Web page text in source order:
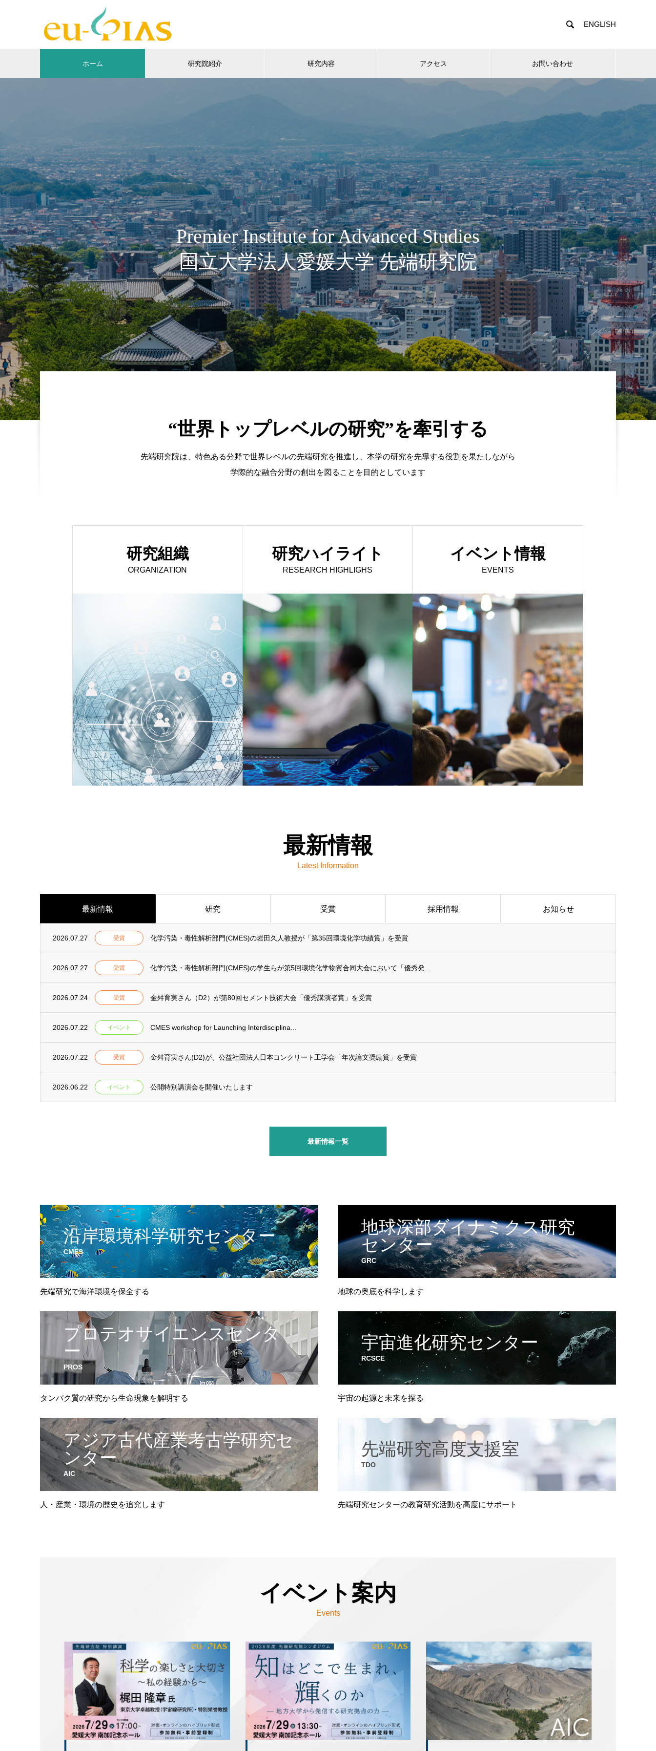
 ENGLISH
ホーム 研究院紹介 研究内容 アクセス お問い合わせ
Premier Institute for Advanced Studies
国立大学法人愛媛大学 先端研究院
“世界トップレベルの研究”を牽引する
先端研究院は、特色ある分野で世界レベルの先端研究を推進し、本学の研究を先導する役割を果たしながら
学際的な融合分野の創出を図ることを目的としています
研究組織
ORGANIZATION
研究ハイライト
RESEARCH HIGHLIGHS
イベント情報
EVENTS
最新情報
Latest Information
最新情報 研究 受賞 採用情報 お知らせ
2026.07.27 受賞 化学汚染・毒性解析部門(CMES)の岩田久人教授が「第35回環境化学功績賞」を受賞
2026.07.27 受賞 化学汚染・毒性解析部門(CMES)の学生らが第5回環境化学物質合同大会において「優秀発...
2026.07.24 受賞 金舛育実さん（D2）が第80回セメント技術大会「優秀講演者賞」を受賞
2026.07.22 イベント CMES workshop for Launching Interdisciplina...
2026.07.22 受賞 金舛育実さん(D2)が、公益社団法人日本コンクリート工学会「年次論文奨励賞」を受賞
2026.06.22 イベント 公開特別講演会を開催いたします
最新情報一覧
沿岸環境科学研究センター
CMES
先端研究で海洋環境を保全する
地球深部ダイナミクス研究
センター
GRC
地球の奥底を科学します
プロテオサイエンスセンタ
ー
PROS
タンパク質の研究から生命現象を解明する
宇宙進化研究センター
RCSCE
宇宙の起源と未来を探る
アジア古代産業考古学研究セ
ンター
AIC
人・産業・環境の歴史を追究します
先端研究高度支援室
TDO
先端研究センターの教育研究活動を高度にサポート
イベント案内
Events